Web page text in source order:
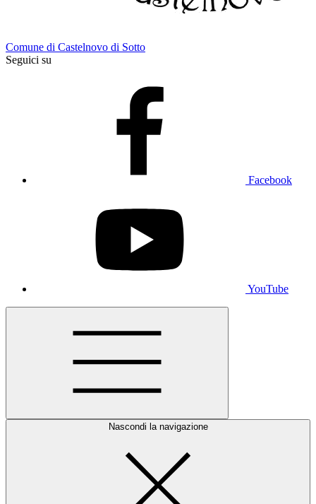
Comune di Castelnovo di Sotto
Seguici su
Facebook
YouTube
Nascondi la navigazione